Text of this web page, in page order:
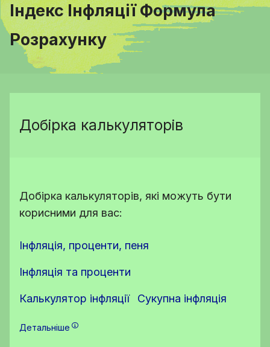
Індекс Інфляції Формула
Розрахунку
Добірка калькуляторів
Добірка калькуляторів, які можуть бути
корисними для вас:
Інфляція, проценти, пеня
Інфляція та проценти
Калькулятор інфляції Сукупна інфляція
Детальніше